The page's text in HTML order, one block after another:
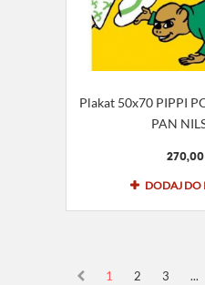
Plakat 50x70 PIPPI
PAN
270,00
DODAJ DO
1 2 3 ...